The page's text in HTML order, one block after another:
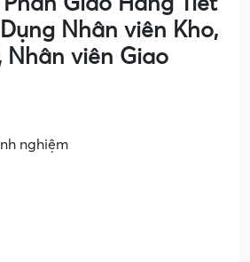
Nhân viên Kho,
Nhân viên Giao
nghiệm